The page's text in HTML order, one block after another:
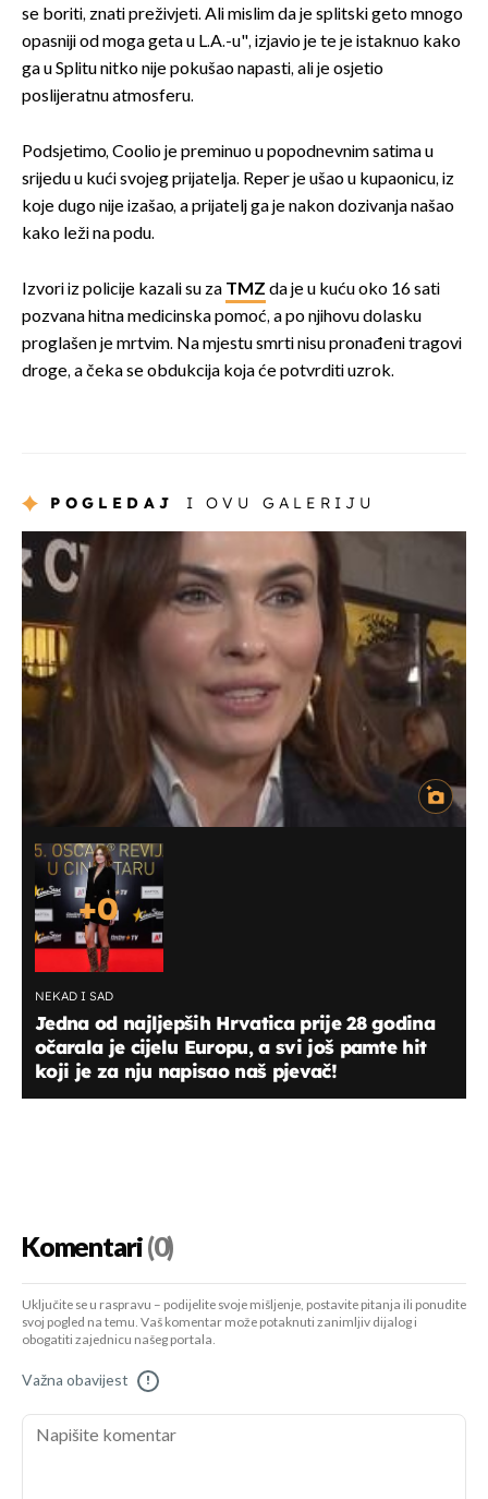
se boriti, znati preživjeti. Ali mislim da je splitski geto mnogo
opasniji od moga geta u L.A.-u", izjavio je te je istaknuo kako
ga u Splitu nitko nije pokušao napasti, ali je osjetio
poslijeratnu atmosferu.
Podsjetimo, Coolio je preminuo u popodnevnim satima u
srijedu u kući svojeg prijatelja. Reper je ušao u kupaonicu, iz
koje dugo nije izašao, a prijatelj ga je nakon dozivanja našao
kako leži na podu.
Izvori iz policije kazali su za TMZ da je u kuću oko 16 sati
pozvana hitna medicinska pomoć, a po njihovu dolasku
proglašen je mrtvim. Na mjestu smrti nisu pronađeni tragovi
droge, a čeka se obdukcija koja će potvrditi uzrok.
POGLEDAJ I OVU GALERIJU
+0
NEKAD I SAD
Jedna od najljepših Hrvatica prije 28 godina
očarala je cijelu Europu, a svi još pamte hit
koji je za nju napisao naš pjevač!
Komentari(0)
Uključite se u raspravu – podijelite svoje mišljenje, postavite pitanja ili ponudite
svoj pogled na temu. Vaš komentar može potaknuti zanimljiv dijalog i
obogatiti zajednicu našeg portala.
Važna obavijest !